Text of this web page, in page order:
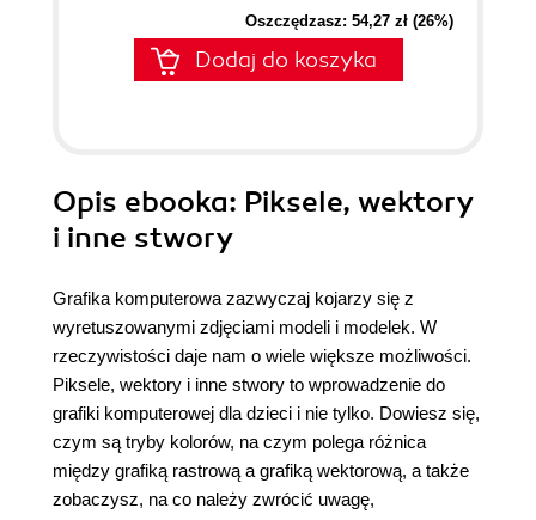
Oszczędzasz: 54,27 zł (26%)
Dodaj do koszyka
Opis ebooka: Piksele, wektory
i inne stwory
Grafika komputerowa zazwyczaj kojarzy się z
wyretuszowanymi zdjęciami modeli i modelek. W
rzeczywistości daje nam o wiele większe możliwości.
Piksele, wektory i inne stwory to wprowadzenie do
grafiki komputerowej dla dzieci i nie tylko. Dowiesz się,
czym są tryby kolorów, na czym polega różnica
między grafiką rastrową a grafiką wektorową, a także
zobaczysz, na co należy zwrócić uwagę,